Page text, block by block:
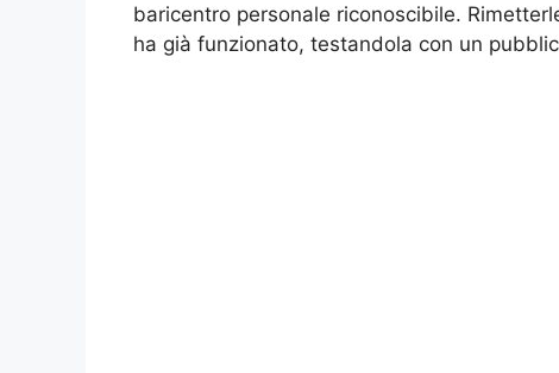
baricentro personale riconoscibile.
ha già funzionato, testandola con un